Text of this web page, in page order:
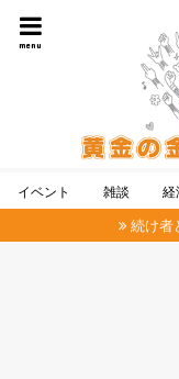
menu
イベント 雑談 経
続け者